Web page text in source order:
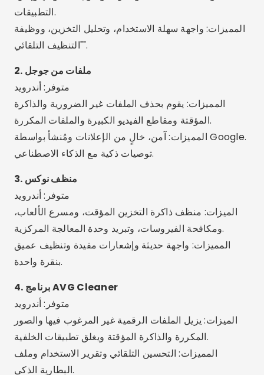
3. منظف نوكس
متوفر: أندرويد
الميزات: منظف ذاكرة التخزين المؤقت، ومسرع الألعاب،
المميزات: واجهة حديثة وإشعارات مفيدة وتنظيف عميق
بنقرة واحدة.
4. برنامج AVG Cleaner
متوفر: أندرويد
الميزات: يزيل الملفات الرقمية غير المرغوب فيها والصور
المميزات: التحسين التلقائي وتقرير الاستخدام وملف
البطارية الذكي.
الإعلان – SpotAds
متوفر: أندرويد
الميزات: يقوم بتنظيف الملفات غير المرغوب فيها والذاكرة
المؤقتة المخفية والتطبيقات التي تستنزف الذاكرة.
المميزات: أداة موثوقة من شركة رائدة في مجال الأمن
الرقمي.